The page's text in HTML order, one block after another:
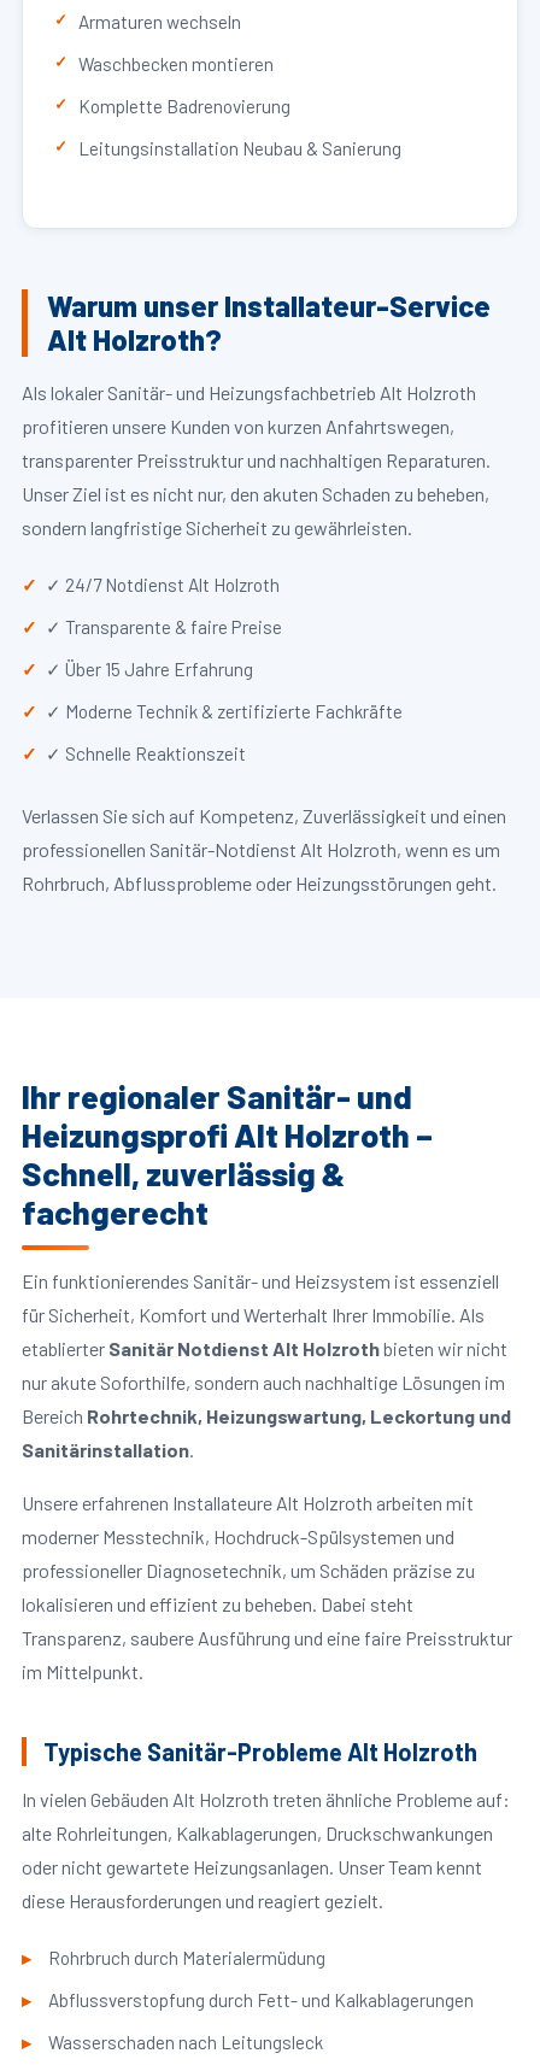
Armaturen wechseln
Waschbecken montieren
Komplette Badrenovierung
Leitungsinstallation Neubau & Sanierung
Warum unser Installateur-Service
Alt Holzroth?
Als lokaler Sanitär- und Heizungsfachbetrieb Alt Holzroth
profitieren unsere Kunden von kurzen Anfahrtswegen,
transparenter Preisstruktur und nachhaltigen Reparaturen.
Unser Ziel ist es nicht nur, den akuten Schaden zu beheben,
sondern langfristige Sicherheit zu gewährleisten.
✓ 24/7 Notdienst Alt Holzroth
✓ Transparente & faire Preise
✓ Über 15 Jahre Erfahrung
✓ Moderne Technik & zertifizierte Fachkräfte
✓ Schnelle Reaktionszeit
Verlassen Sie sich auf Kompetenz, Zuverlässigkeit und einen
professionellen Sanitär-Notdienst Alt Holzroth, wenn es um
Rohrbruch, Abflussprobleme oder Heizungsstörungen geht.
Ihr regionaler Sanitär- und
Heizungsprofi Alt Holzroth –
Schnell, zuverlässig &
fachgerecht
Ein funktionierendes Sanitär- und Heizsystem ist essenziell
für Sicherheit, Komfort und Werterhalt Ihrer Immobilie. Als
etablierter Sanitär Notdienst Alt Holzrothbieten wir nicht
nur akute Soforthilfe, sondern auch nachhaltige Lösungen im
Bereich Rohrtechnik, Heizungswartung, Leckortung und
Sanitärinstallation.
Unsere erfahrenen Installateure Alt Holzroth arbeiten mit
moderner Messtechnik, Hochdruck-Spülsystemen und
professioneller Diagnosetechnik, um Schäden präzise zu
lokalisieren und effizient zu beheben. Dabei steht
Transparenz, saubere Ausführung und eine faire Preisstruktur
im Mittelpunkt.
Typische Sanitär-Probleme Alt Holzroth
In vielen Gebäuden Alt Holzroth treten ähnliche Probleme auf:
alte Rohrleitungen, Kalkablagerungen, Druckschwankungen
oder nicht gewartete Heizungsanlagen. Unser Team kennt
diese Herausforderungen und reagiert gezielt.
Rohrbruch durch Materialermüdung
Abflussverstopfung durch Fett- und Kalkablagerungen
Wasserschaden nach Leitungsleck